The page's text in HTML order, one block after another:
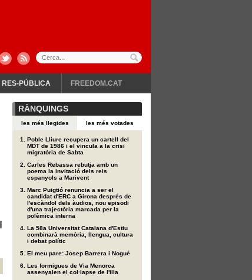
RES-PÚBLICA FREEDOM.CAT
RÀNQUINGS
les més llegides les més votades
Poble Lliure recupera un cartell del
MDT de 1986 i el vincula a la crisi
migratòria de Sabta
Carles Rebassa rebutja amb un
poema la invitació dels reis
espanyols a Marivent
Marc Puigtió renuncia a ser el
candidat d'ERC a Girona després de
l'escàndol dels àudios, nou episodi
d'una trajectòria marcada per la
polèmica interna
La 58a Universitat Catalana d'Estiu
combinarà memòria, llengua, cultura
i debat polític
El meu pare: Josep Barrera i Nogué
Les formigues de Via Menorca
assenyalen el col·lapse de l'illa